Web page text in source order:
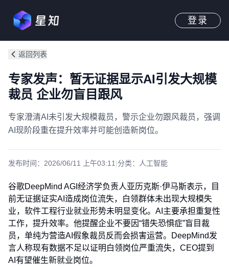
登录
返回列表
专家发声：暂无证据显示AI引发大规模
裁员 企业勿盲目跟风
专家澄清AI未引发大规模裁员，警示企业勿跟风裁员，强调
AI现阶段重在提升效率并可能创造新岗位。
发布时间： 2026/06/11 上午03:11 |分类： 人工智能
谷歌DeepMind AGI经济学负责人亚历克斯·伊马斯表示，目
前无证据证实AI造成岗位流失，白领群体未出现大规模失
业，软件工程行业就业形势未明显变化。AI主要承担重复性
工作，提升效率。他提醒企业不要因“错失恐惧症”盲目裁
员，单纯为营造AI假象裁员反而会损害运营。DeepMind发
言人称现有数据不足以证明白领岗位严重流失，CEO提到
AI有望催生新就业岗位。